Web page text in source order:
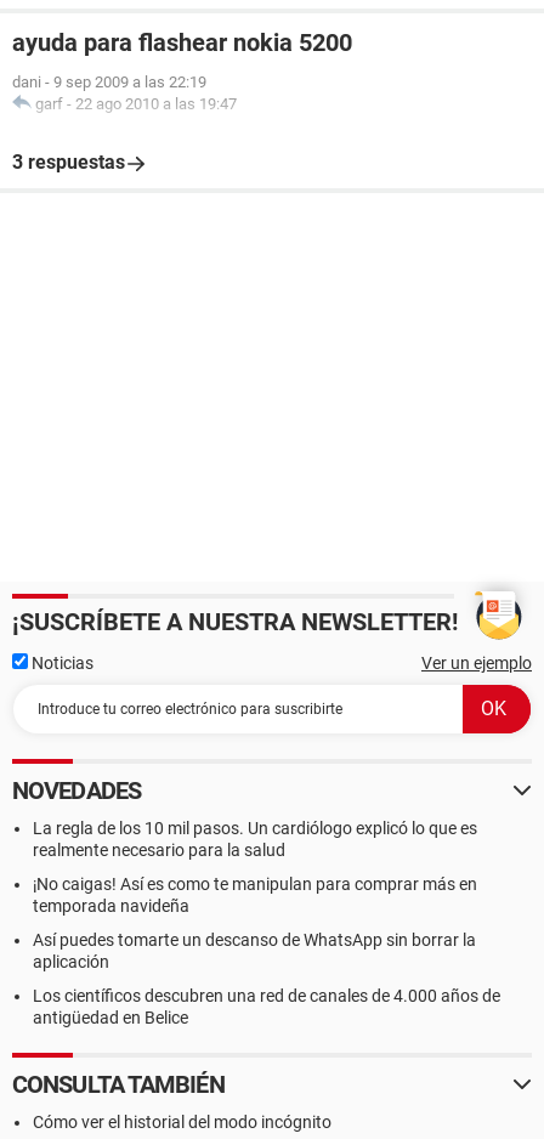
ayuda para flashear nokia 5200
dani - 9 sep 2009 a las 22:19
garf - 22 ago 2010 a las 19:47
3 respuestas
¡SUSCRÍBETE A NUESTRA NEWSLETTER!
Noticias Ver un ejemplo
NOVEDADES
La regla de los 10 mil pasos. Un cardiólogo explicó lo que es
realmente necesario para la salud
¡No caigas! Así es como te manipulan para comprar más en
temporada navideña
Así puedes tomarte un descanso de WhatsApp sin borrar la
aplicación
Los científicos descubren una red de canales de 4.000 años de
antigüedad en Belice
CONSULTA TAMBIÉN
Cómo ver el historial del modo incógnito